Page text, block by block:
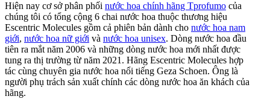
Hiện nay cơ sở phân phối nước hoa chính hãng Tprofumo của
chúng tôi có tổng cộng 6 chai nước hoa thuộc thương hiệu
Escentric Molecules gồm cả phiên bản dành cho nước hoa nam
giới, nước hoa nữ giới và nước hoa unisex. Dòng nước hoa đầu
tiên ra mắt năm 2006 và những dòng nước hoa mới nhất được
tung ra thị trường từ năm 2021. Hãng Escentric Molecules hợp
tác cùng chuyên gia nước hoa nổi tiếng Geza Schoen. Ông là
người phụ trách sản xuất chính các dòng nước hoa ăn khách của
hãng.